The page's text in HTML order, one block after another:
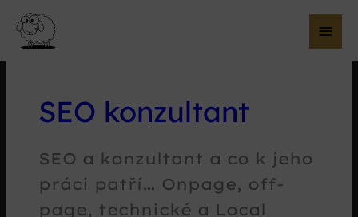
SEO konzultant
SEO a konzultant a co k jeho
práci patří… Onpage, off-
page, technické a Local